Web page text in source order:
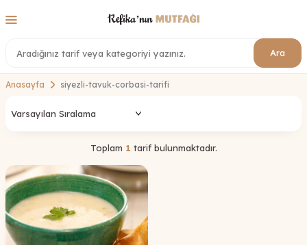
Ara
Anasayfa siyezli-tavuk-corbasi-tarifi
Toplam 1 tarif bulunmaktadır.